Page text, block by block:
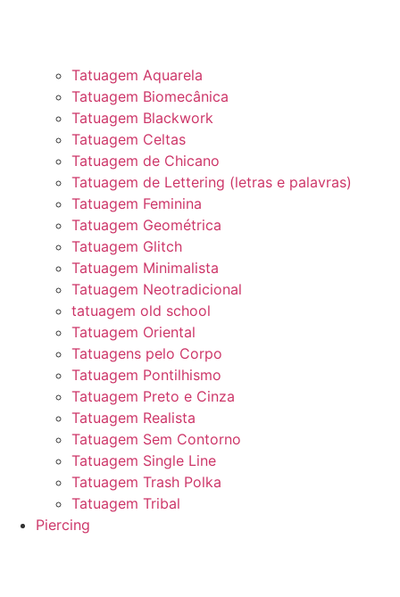
Tatuagem Aquarela
Tatuagem Biomecânica
Tatuagem Blackwork
Tatuagem Celtas
Tatuagem de Chicano
Tatuagem de Lettering (letras e palavras)
Tatuagem Feminina
Tatuagem Geométrica
Tatuagem Glitch
Tatuagem Minimalista
Tatuagem Neotradicional
tatuagem old school
Tatuagem Oriental
Tatuagens pelo Corpo
Tatuagem Pontilhismo
Tatuagem Preto e Cinza
Tatuagem Realista
Tatuagem Sem Contorno
Tatuagem Single Line
Tatuagem Trash Polka
Tatuagem Tribal
Piercing